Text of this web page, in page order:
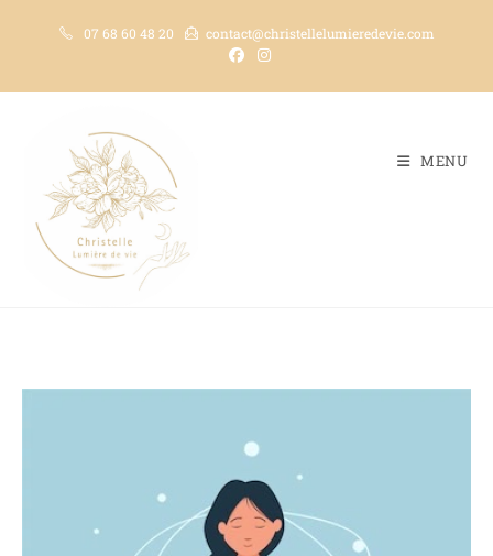
07 68 60 48 20 contact@christellelumieredevie.com
MENU